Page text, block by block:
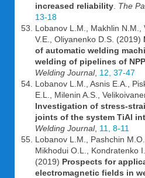
increased reliability The
13-18
Lobanov L.M., Makhlin N.M.,
V.E., Oliyanenko D.S. (2019)
of automatic welding
welding of pipelines of
Welding Journal, 12, 37-47
Lobanov L.M., Asnis E.A.,
E.L., Milenin A.S.,
Investigation of stress-
joints of the system TiAl
Welding Journal, 11, 8-11
Lobanov L.M., Pashchin
Mikhodui O.L., Kondratenko
(2019) Prospects for
electromagnetic fields in